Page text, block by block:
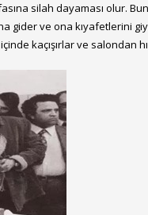
silah dayaması olur.
gider ve ona kıyafetlerini
kaçışırlar ve salondan